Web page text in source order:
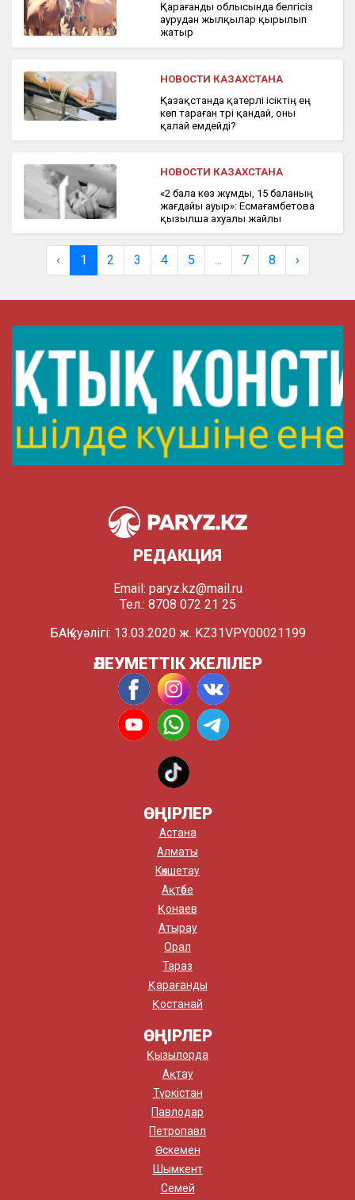
Қарағанды облысында белгісіз
аурудан жылқылар қырылып
жатыр
НОВОСТИ КАЗАХСТАНА
Қазақстанда қатерлі ісіктің ең
көп тараған түрі қандай, оны
қалай емдейді?
НОВОСТИ КАЗАХСТАНА
«2 бала көз жұмды, 15 баланың
жағдайы ауыр»: Есмағамбетова
қызылша ахуалы жайлы
‹ 1 2 3 4 5 ... 7 8 ›
РЕДАКЦИЯ
Email: paryz.kz@mail.ru
Тел.: 8708 072 21 25
БАҚ куәлігі: 13.03.2020 ж. KZ31VPY00021199
ӘЛЕУМЕТТІК ЖЕЛІЛЕР
ӨҢІРЛЕР
Астана
Алматы
Көкшетау
Ақтөбе
Қонаев
Атырау
Орал
Тараз
Қарағанды
Қостанай
ӨҢІРЛЕР
Қызылорда
Ақтау
Түркістан
Павлодар
Петропавл
Өскемен
Шымкент
Семей